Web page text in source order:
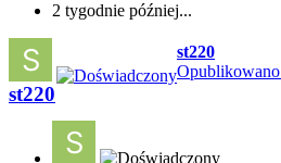
2 tygodnie później...
st220
Opublikowano
st220